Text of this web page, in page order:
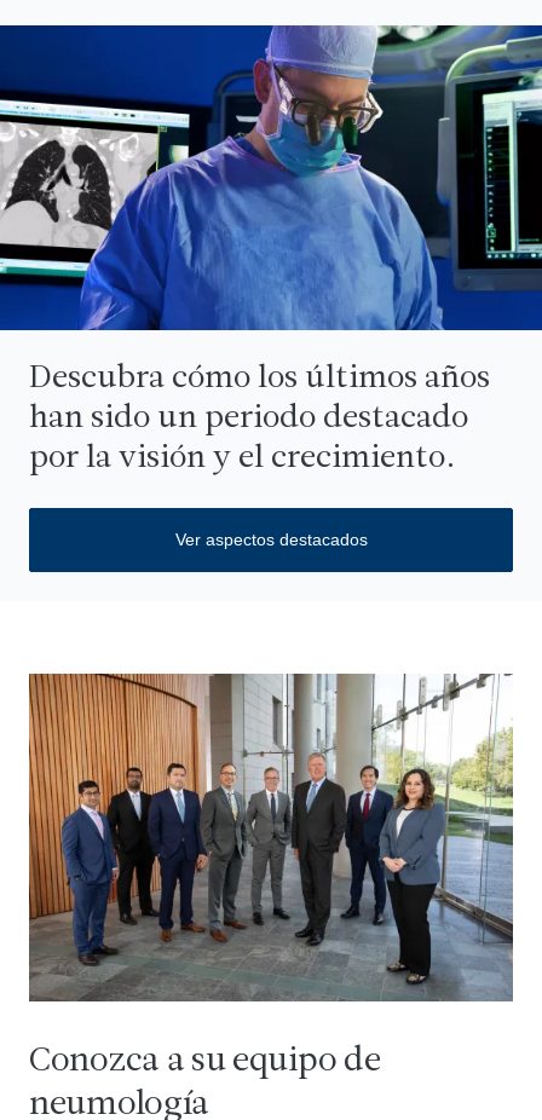
Descubra cómo los últimos años
han sido un periodo destacado
por la visión y el crecimiento.
Ver aspectos destacados
Conozca a su equipo de
neumología